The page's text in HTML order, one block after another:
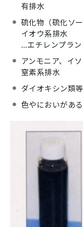
有排水
硫化物（硫化ソ
イオウ系排水
…エチレンプラ
アンモニア、イ
窒素系排水
ダイオキシン類
色やにおいがあ